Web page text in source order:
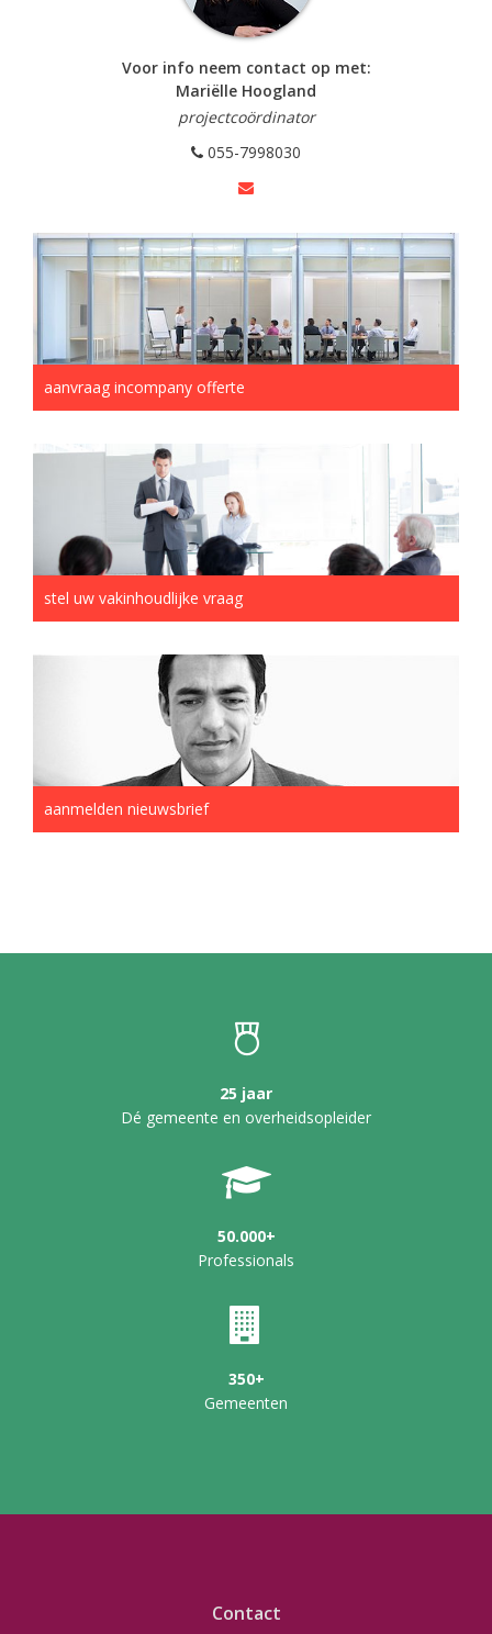
Voor info neem contact op met:
Mariëlle Hoogland
projectcoördinator
055-7998030
aanvraag incompany offerte
stel uw vakinhoudlijke vraag
aanmelden nieuwsbrief
25 jaar
Dé gemeente en overheidsopleider
50.000+
Professionals
350+
Gemeenten
Contact